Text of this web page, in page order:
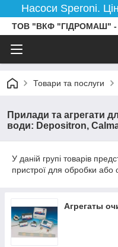
Насоси Speroni.
ТОВ "ВКФ "ГІДРОМАШ" -
Товари та послуги
Прилади та агрегати
води: Depositron,
У даній групі товарів
пристрої для обробки або
Агрегаты